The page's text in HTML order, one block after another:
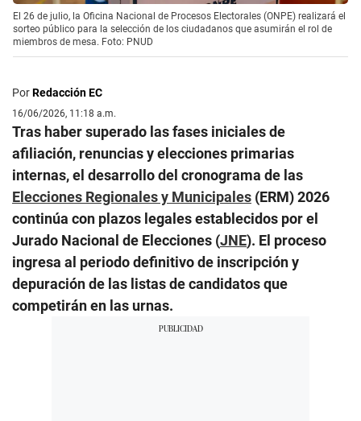
El 26 de julio, la Oficina Nacional de Procesos Electorales (ONPE) realizará el
sorteo público para la selección de los ciudadanos que asumirán el rol de
miembros de mesa. Foto: PNUD
PorRedacción EC
16/06/2026, 11:18 a.m.
Tras haber superado las fases iniciales de
afiliación, renuncias y elecciones primarias
internas, el desarrollo del cronograma de las
Elecciones Regionales y Municipales (ERM) 2026
continúa con plazos legales establecidos por el
Jurado Nacional de Elecciones (JNE). El proceso
ingresa al periodo definitivo de inscripción y
depuración de las listas de candidatos que
competirán en las urnas.